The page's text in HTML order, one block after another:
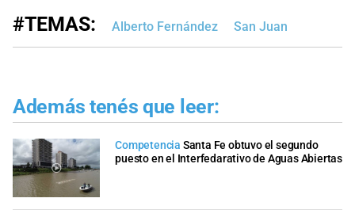
#TEMAS: Alberto Fernández San Juan
Además tenés que leer:
Competencia Santa Fe obtuvo el segundo
puesto en el Interfedarativo de Aguas Abiertas